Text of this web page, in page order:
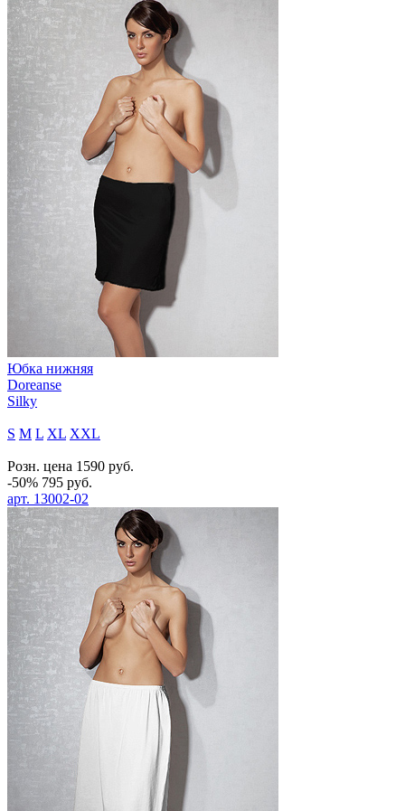
Юбка нижняя
Doreanse
Silky
S M L XL XXL
Розн. цена 1590 руб.
-50% 795 руб.
арт. 13002-02